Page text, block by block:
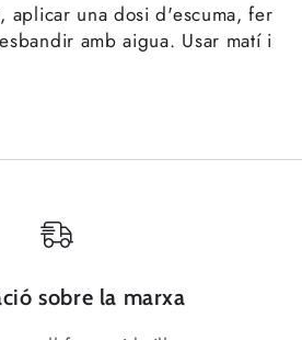
aplicar una dosi d'escuma, fer
amb aigua. Usar matí i
sobre la marxa